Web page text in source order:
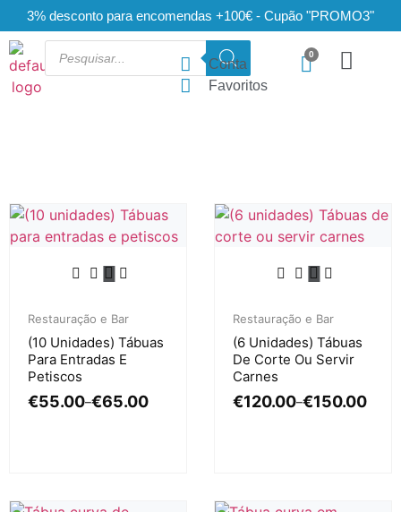
3% desconto para encomendas +100€ - Cupão "PROMO3"
Conta
Favoritos
Restauração e Bar
(10 Unidades) Tábuas
Para Entradas E
Petiscos
€55.00–€65.00
Restauração e Bar
(6 Unidades) Tábuas
De Corte Ou Servir
Carnes
€120.00–€150.00